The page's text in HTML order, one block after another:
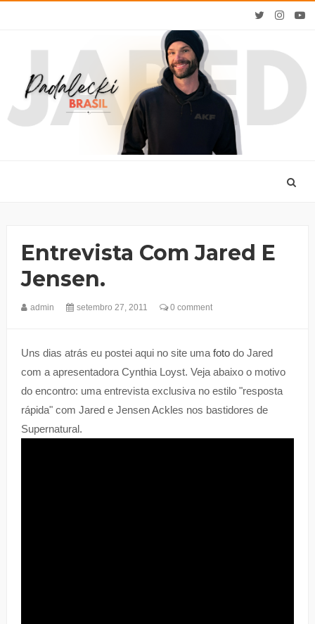
Entrevista Com Jared E
Jensen.
admin setembro 27, 2011 0 comment
Uns dias atrás eu postei aqui no site uma fotodo Jared
com a apresentadora Cynthia Loyst. Veja abaixo o motivo
do encontro: uma entrevista exclusiva no estilo "resposta
rápida" com Jared e Jensen Ackles nos bastidores de
Supernatural.